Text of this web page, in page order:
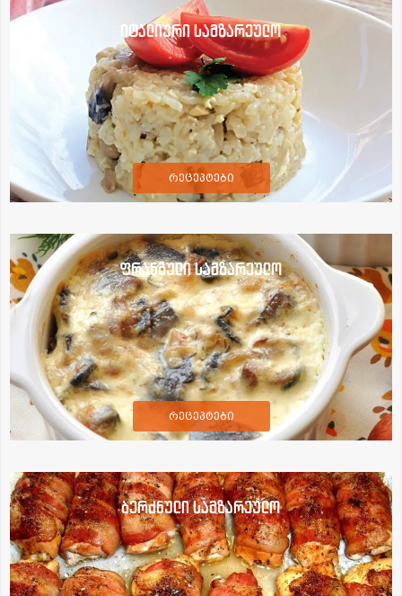
იტალიური სამზარეულო
რეცეპტები
ფრანგული სამზარეულო
რეცეპტები
ბერძნული სამზარეულო